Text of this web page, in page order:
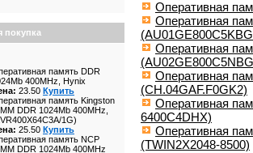
покупка
память DDR
400MHz, Hynix
23.50 Купить
память Kingston
DDR 1024Mb 400MHz,
1G)
25.50 Купить
память NCP
DDR 1024Mb 400MHz
Оперативная
Оперативная
Оперативная
Оперативная
(CH.04GAF.F0GK2)
Оперативная
6400C4DHX)
Оперативная
(TWIN2X2048-8500)